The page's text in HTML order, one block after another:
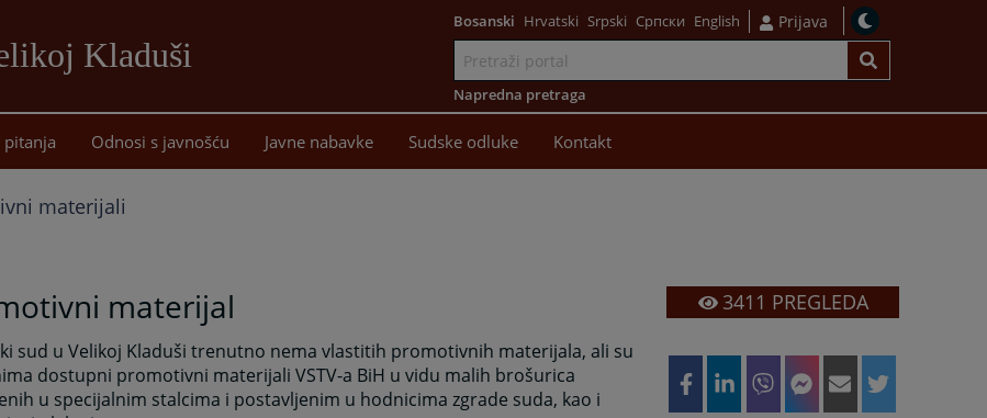
Kladuši
sadržaj
Bosanski Hrvatski Srpski Српски English Prijava
Napredna pretraga
pitanja Odnosi s javnošću Javne nabavke Sudske odluke Kontakt
materijali
materijal
sud u Velikoj Kladuši trenutno nema vlastitih promotivnih materijala, ali su
dostupni promotivni materijali VSTV-a BiH u vidu malih brošurica
u specijalnim stalcima i postavljenim u hodnicima zgrade suda, kao i
3411 PREGLEDA